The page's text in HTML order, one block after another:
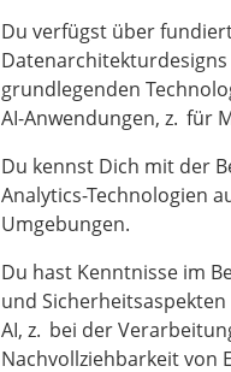
Du verfügst über
Datenarchitekturdesigns
grundlegenden
AI-Anwendungen, z. für
Du kennst Dich mit der
Analytics-Technologien
Umgebungen.
Du hast Kenntnisse im
und
AI, z. bei der
Nachvollziehbarkeit von